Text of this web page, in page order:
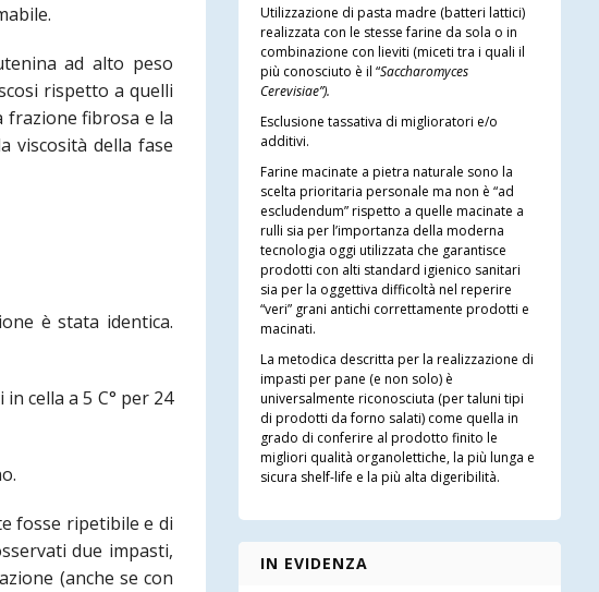
ad alto peso
rispetto a quelli
frazione fibrosa e la
viscosità della fase
è stata identica.
cella a 5 C° per 24
fosse ripetibile e di
due impasti,
(anche se con
Utilizzazione di pasta madre (batteri lattici)
realizzata con le stesse farine da sola o in
combinazione con lieviti (miceti tra i quali il
più conosciuto è il “Saccharomyces
Cerevisiae”).
Esclusione tassativa di miglioratori e/o
additivi.
Farine macinate a pietra naturale sono la
scelta prioritaria personale ma non è “ad
escludendum” rispetto a quelle macinate a
rulli sia per l’importanza della moderna
tecnologia oggi utilizzata che garantisce
prodotti con alti standard igienico sanitari
sia per la oggettiva difficoltà nel reperire
“veri” grani antichi correttamente prodotti e
macinati.
La metodica descritta per la realizzazione di
impasti per pane (e non solo) è
universalmente riconosciuta (per taluni tipi
di prodotti da forno salati) come quella in
grado di conferire al prodotto finito le
migliori qualità organolettiche, la più lunga e
sicura shelf-life e la più alta digeribilità.
IN EVIDENZA